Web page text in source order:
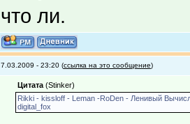
что ли.
7.03.2009 - 23:20 (ссылка на это сообщение)
Цитата(Stinker)
Rikki - kissloff - Leman -RoDen - Ленивый
digital_fox